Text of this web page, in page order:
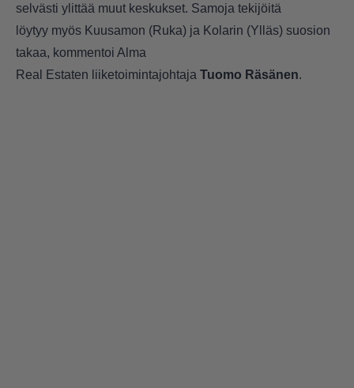
selvästi ylittää muut keskukset. Samoja tekijöitä
löytyy myös Kuusamon (Ruka) ja Kolarin (Ylläs) suosion
takaa, kommentoi Alma
Real Estaten liiketoimintajohtaja Tuomo Räsänen.